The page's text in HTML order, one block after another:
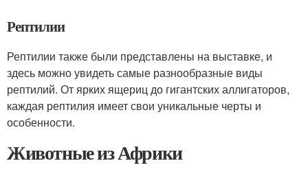
Рептилии
Рептилии также были представлены на выставке, и
здесь можно увидеть самые разнообразные виды
рептилий. От ярких ящериц до гигантских аллигаторов,
каждая рептилия имеет свои уникальные черты и
особенности.
Животные из Африки